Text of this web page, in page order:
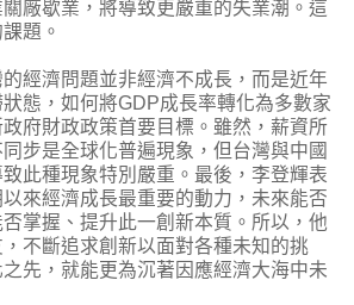
廠歇業，將導致更嚴重的失業潮。這
題。
經濟問題並非經濟不成長，而是近年
態，如何將GDP成長率轉化為多數家
府財政政策首要目標。雖然，薪資所
步是全球化普遍現象，但台灣與中國
此種現象特別嚴重。最後，李登輝表
來經濟成長最重要的動力，未來能否
掌握、提升此一創新本質。所以，他
不斷追求創新以面對各種未知的挑
先，就能更為沉著因應經濟大海中未